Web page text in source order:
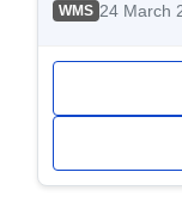
WMS 24 March